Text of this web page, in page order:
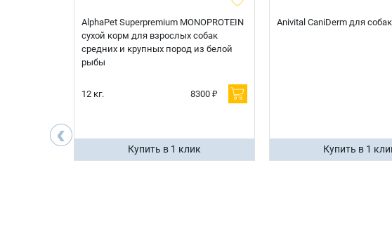
‹
AlphaPet Superpremium MONOPROTEIN
сухой корм для взрослых собак
средних и крупных пород из белой
рыбы
12 кг. 8300 ₽
Купить в 1 клик
Anivital CaniDerm для собак
Купить в 1